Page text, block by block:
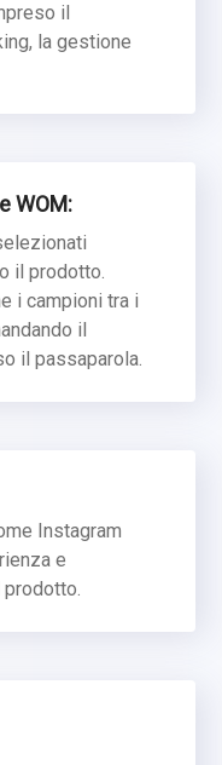
il
la gestione
WOM:
il prodotto.
i campioni tra i
il
il passaparola.
Instagram
e
prodotto.